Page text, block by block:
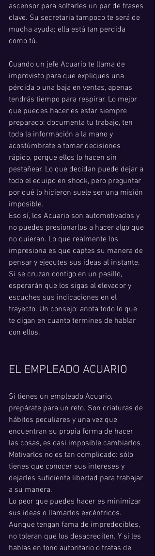
ascensor para soltarles un par de frases
clave. Su secretaria tampoco te será de
mucha ayuda; ella está tan perdida
como tú.
Cuando un jefe Acuario te llama de
improvisto para que expliques una
pérdida o una baja en ventas, apenas
tendrás tiempo para respirar. Lo mejor
que puedes hacer es estar siempre
preparado: documenta tu trabajo, ten
toda la información a la mano y
acostúmbrate a tomar decisiones
rápido, porque ellos lo hacen sin
pestañear. Lo que decidan puede dejar a
todo el equipo en shock, pero preguntar
por qué lo hicieron suele ser una misión
imposible.
Eso sí, los Acuario son automotivados y
no puedes presionarlos a hacer algo que
no quieran. Lo que realmente los
impresiona es que captes su manera de
pensar y ejecutes sus ideas al instante.
Si se cruzan contigo en un pasillo,
esperarán que los sigas al elevador y
escuches sus indicaciones en el
trayecto. Un consejo: anota todo lo que
te digan en cuanto termines de hablar
con ellos.
EL EMPLEADO ACUARIO
Si tienes un empleado Acuario,
prepárate para un reto. Son criaturas de
hábitos peculiares y una vez que
encuentran su propia forma de hacer
las cosas, es casi imposible cambiarlos.
Motivarlos no es tan complicado: sólo
tienes que conocer sus intereses y
dejarles suficiente libertad para trabajar
a su manera.
Lo peor que puedes hacer es minimizar
sus ideas o llamarlos excéntricos.
Aunque tengan fama de impredecibles,
no toleran que los desacrediten. Y si les
hablas en tono autoritario o tratas de